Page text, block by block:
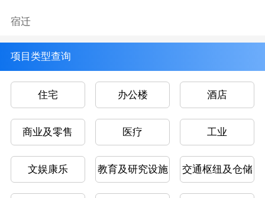
宿迁
项目类型查询
住宅 办公楼 酒店
商业及零售 医疗 工业
文娱康乐 教育及研究设施 交通枢纽及仓储